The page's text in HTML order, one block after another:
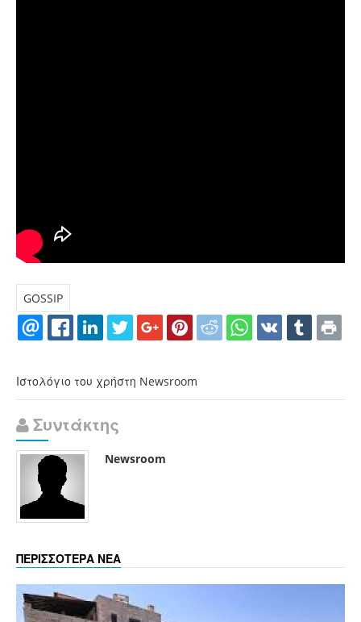
GOSSIP
Ιστολόγιο του χρήστη Newsroom
Συντάκτης
Newsroom
ΠΕΡΙΣΣΟΤΕΡΑ ΝΕΑ